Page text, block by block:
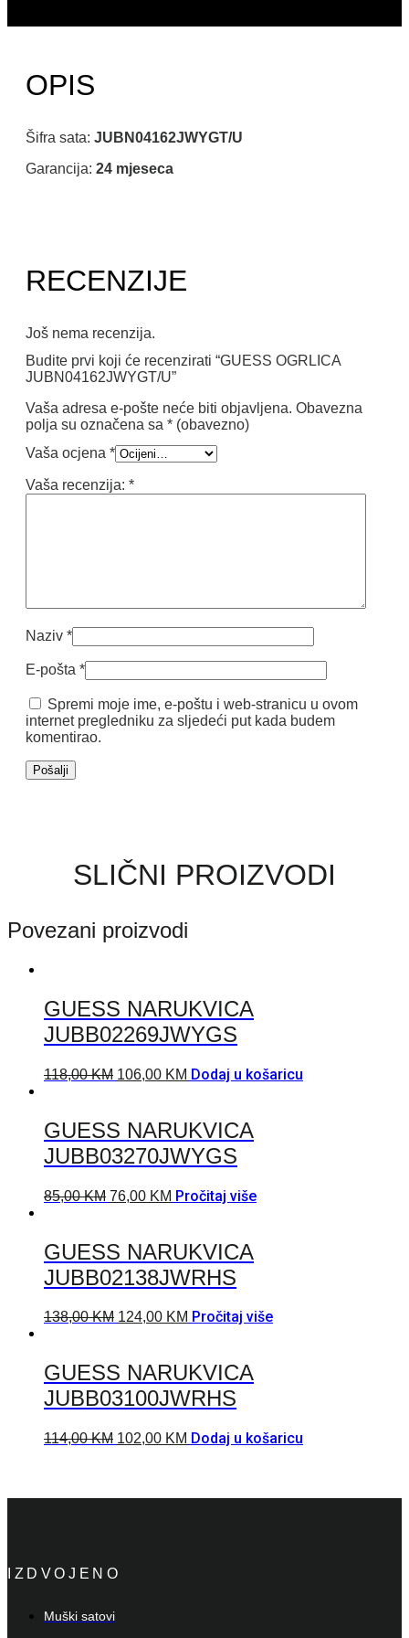
OPIS
Šifra sata: JUBN04162JWYGT/U
Garancija: 24 mjeseca
RECENZIJE
Još nema recenzija.
Budite prvi koji će recenzirati “GUESS OGRLICA
JUBN04162JWYGT/U”
Vaša adresa e-pošte neće biti objavljena. Obavezna
polja su označena sa * (obavezno)
Vaša ocjena *
Vaša recenzija: *
Naziv *
E-pošta *
Spremi moje ime, e-poštu i web-stranicu u ovom
internet pregledniku za sljedeći put kada budem
komentirao.
SLIČNI PROIZVODI
Povezani proizvodi
GUESS NARUKVICA
JUBB02269JWYGS
118,00KM 106,00 KM Dodaj u košaricu
GUESS NARUKVICA
JUBB03270JWYGS
85,00KM 76,00 KM Pročitaj više
GUESS NARUKVICA
JUBB02138JWRHS
138,00KM 124,00 KM Pročitaj više
GUESS NARUKVICA
JUBB03100JWRHS
114,00KM 102,00 KM Dodaj u košaricu
IZDVOJENO
Muški satovi